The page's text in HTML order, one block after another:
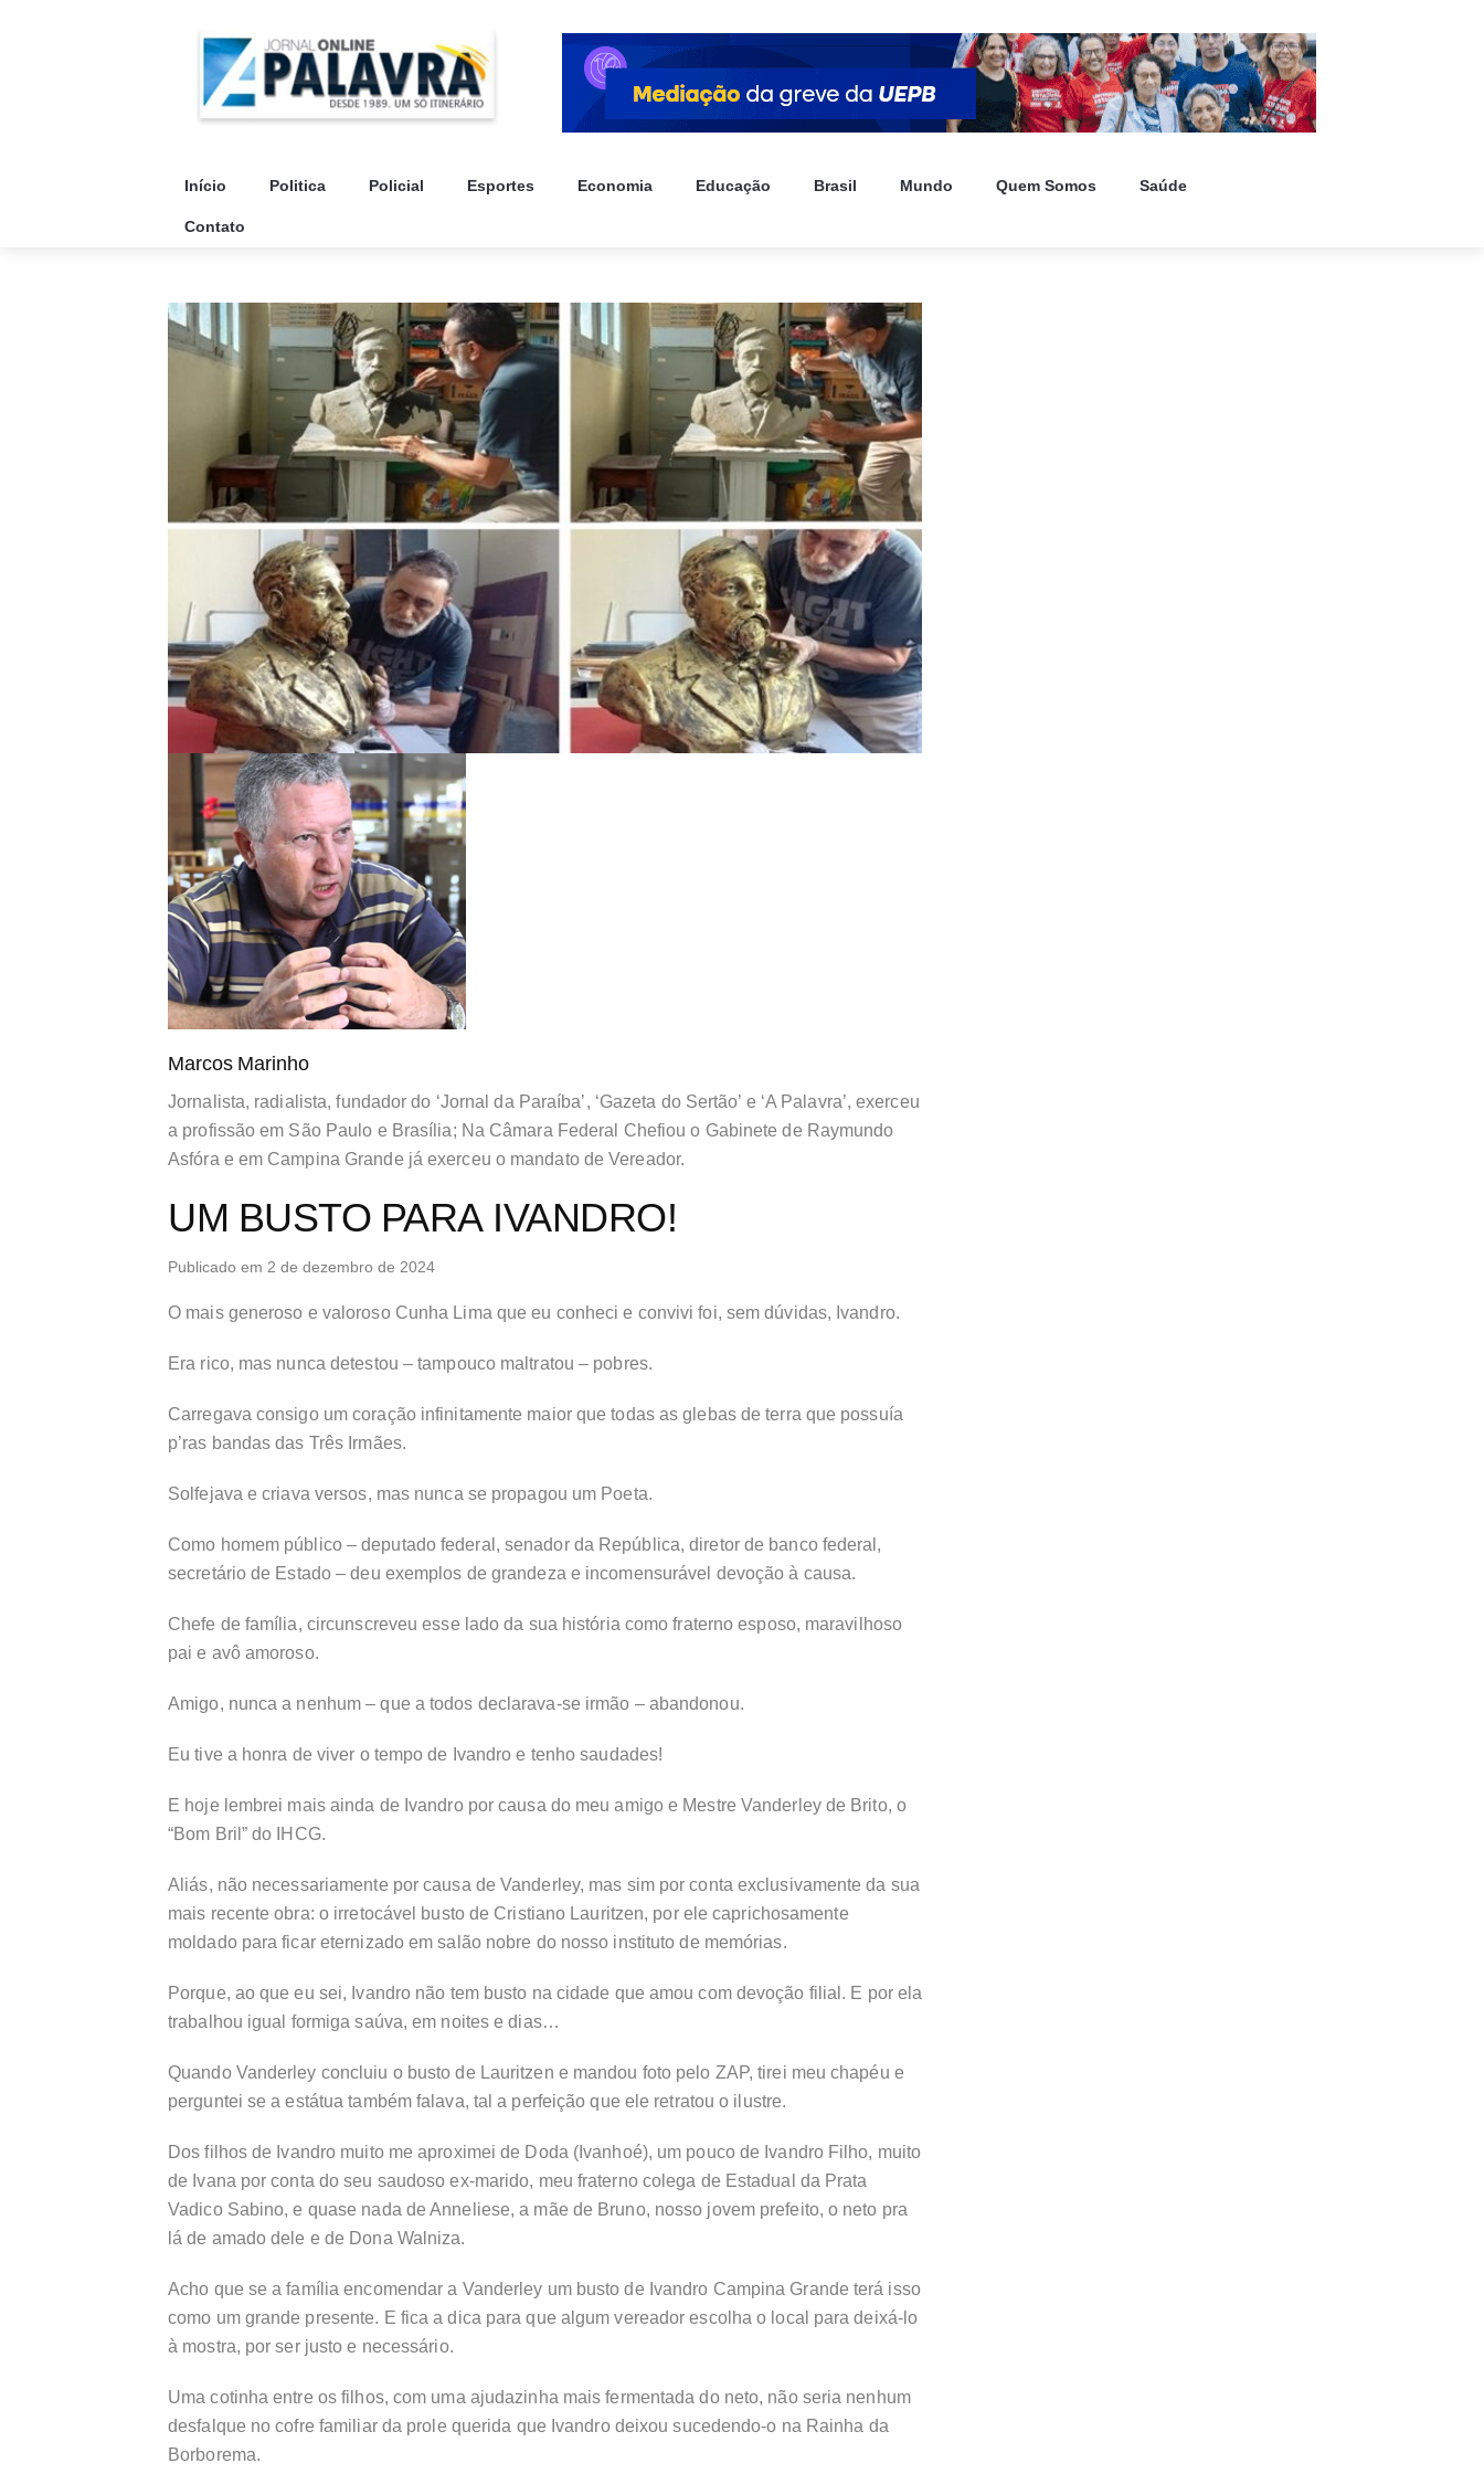
Início Politica Policial Esportes Economia Educação Brasil Mundo Quem Somos Saúde
Contato
Marcos Marinho
Jornalista, radialista, fundador do ‘Jornal da Paraíba’, ‘Gazeta do Sertão’ e ‘A Palavra’, exerceu
a profissão em São Paulo e Brasília; Na Câmara Federal Chefiou o Gabinete de Raymundo
Asfóra e em Campina Grande já exerceu o mandato de Vereador.
UM BUSTO PARA IVANDRO!
Publicado em 2 de dezembro de 2024
O mais generoso e valoroso Cunha Lima que eu conheci e convivi foi, sem dúvidas, Ivandro.
Era rico, mas nunca detestou – tampouco maltratou – pobres.
Carregava consigo um coração infinitamente maior que todas as glebas de terra que possuía
p’ras bandas das Três Irmães.
Solfejava e criava versos, mas nunca se propagou um Poeta.
Como homem público – deputado federal, senador da República, diretor de banco federal,
secretário de Estado – deu exemplos de grandeza e incomensurável devoção à causa.
Chefe de família, circunscreveu esse lado da sua história como fraterno esposo, maravilhoso
pai e avô amoroso.
Amigo, nunca a nenhum – que a todos declarava-se irmão – abandonou.
Eu tive a honra de viver o tempo de Ivandro e tenho saudades!
E hoje lembrei mais ainda de Ivandro por causa do meu amigo e Mestre Vanderley de Brito, o
“Bom Bril” do IHCG.
Aliás, não necessariamente por causa de Vanderley, mas sim por conta exclusivamente da sua
mais recente obra: o irretocável busto de Cristiano Lauritzen, por ele caprichosamente
moldado para ficar eternizado em salão nobre do nosso instituto de memórias.
Porque, ao que eu sei, Ivandro não tem busto na cidade que amou com devoção filial. E por ela
trabalhou igual formiga saúva, em noites e dias…
Quando Vanderley concluiu o busto de Lauritzen e mandou foto pelo ZAP, tirei meu chapéu e
perguntei se a estátua também falava, tal a perfeição que ele retratou o ilustre.
Dos filhos de Ivandro muito me aproximei de Doda (Ivanhoé), um pouco de Ivandro Filho, muito
de Ivana por conta do seu saudoso ex-marido, meu fraterno colega de Estadual da Prata
Vadico Sabino, e quase nada de Anneliese, a mãe de Bruno, nosso jovem prefeito, o neto pra
lá de amado dele e de Dona Walniza.
Acho que se a família encomendar a Vanderley um busto de Ivandro Campina Grande terá isso
como um grande presente. E fica a dica para que algum vereador escolha o local para deixá-lo
à mostra, por ser justo e necessário.
Uma cotinha entre os filhos, com uma ajudazinha mais fermentada do neto, não seria nenhum
desfalque no cofre familiar da prole querida que Ivandro deixou sucedendo-o na Rainha da
Borborema.